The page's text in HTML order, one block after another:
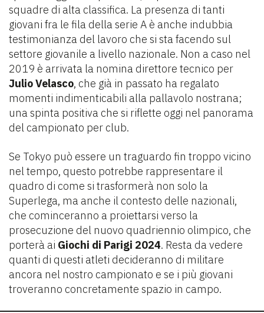
squadre di alta classifica. La presenza di tanti
giovani fra le fila della serie A è anche indubbia
testimonianza del lavoro che si sta facendo sul
settore giovanile a livello nazionale. Non a caso nel
2019 è arrivata la nomina direttore tecnico per
Julio Velasco, che già in passato ha regalato
momenti indimenticabili alla pallavolo nostrana;
una spinta positiva che si riflette oggi nel panorama
del campionato per club.
Se Tokyo può essere un traguardo fin troppo vicino
nel tempo, questo potrebbe rappresentare il
quadro di come si trasformerà non solo la
Superlega, ma anche il contesto delle nazionali,
che cominceranno a proiettarsi verso la
prosecuzione del nuovo quadriennio olimpico, che
porterà ai Giochi di Parigi 2024. Resta da vedere
quanti di questi atleti decideranno di militare
ancora nel nostro campionato e se i più giovani
troveranno concretamente spazio in campo.